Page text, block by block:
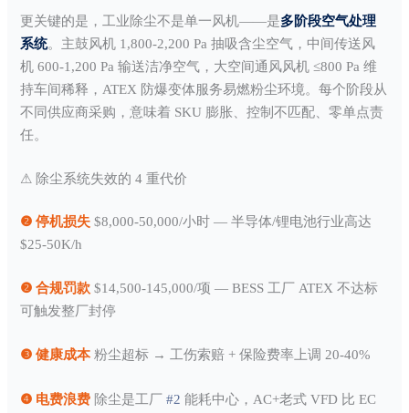
更关键的是，工业除尘不是单一风机——是多阶段空气处理
系统。主鼓风机 1,800-2,200 Pa 抽吸含尘空气，中间传送风
机 600-1,200 Pa 输送洁净空气，大空间通风风机 ≤800 Pa 维
持车间稀释，ATEX 防爆变体服务易燃粉尘环境。每个阶段从
不同供应商采购，意味着 SKU 膨胀、控制不匹配、零单点责
任。
⚠ 除尘系统失效的 4 重代价
❷停机损失 $8,000-50,000/小时 — 半导体/锂电池行业高达
$25-50K/h
❷ 合规罚款 $14,500-145,000/项 — BESS 工厂 ATEX 不达标
可触发整厂封停
❸ 健康成本粉尘超标 → 工伤索赔 + 保险费率上调 20-40%
❹ 电费浪费 除尘是工厂#2 能耗中心，AC+老式 VFD 比 EC